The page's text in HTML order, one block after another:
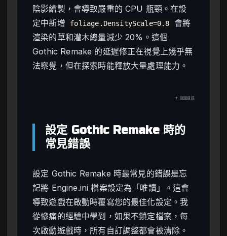
陰影繪製，會導致嚴重的 CPU 瓶頸。在設
定中新增
foliage.DensityScale=0.8
會將
渲染的草和灌木總量減少 20%。這個
Gothic Remake 的延遲修正在視覺上幾乎無
法察覺，但在探索時能釋放大量處理能力。
↑ 返回目錄
設定 Gothic Remake 時的
常見錯誤
設定 Gothic Remake 時最常見的錯誤是忘
記將 Engine.ini 檔案設定為「唯讀」。這會
導致遊戲在啟動時覆寫您的最佳化設定。我
從慘痛的經驗中學到，如果不鎖定檔案，每
次啟動遊戲時，所有自訂調整都會被清除。